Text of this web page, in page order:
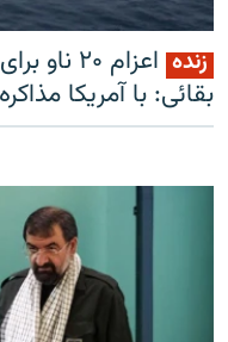
زنده
اعزام
بقائی: با آمریکا